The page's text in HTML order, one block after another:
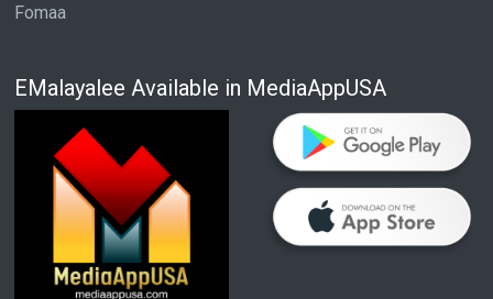
Fomaa
EMalayalee Available in MediaAppUSA